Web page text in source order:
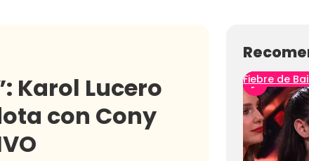
Karol Lucero
con Cony
Fiebre de